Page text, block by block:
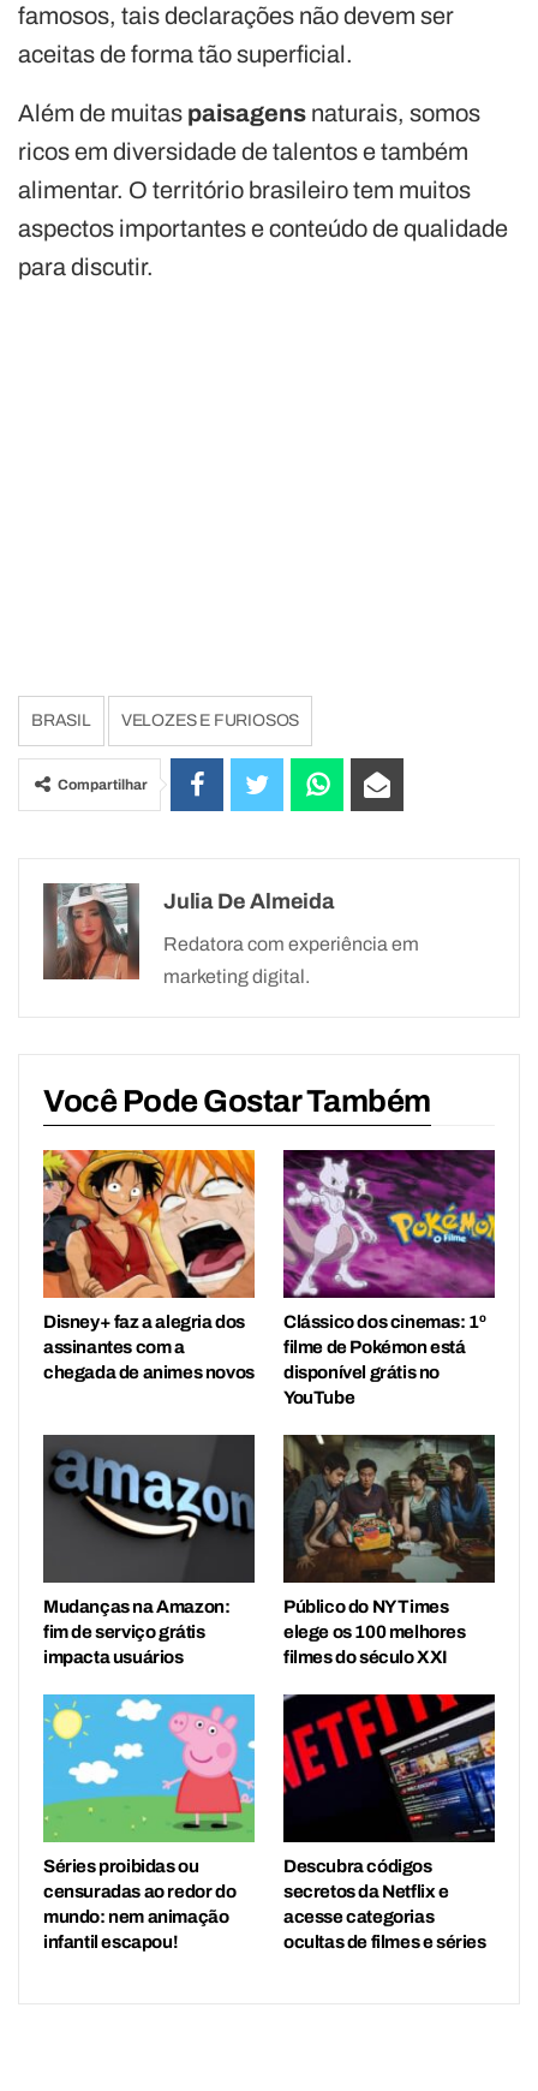
famosos, tais declarações não devem ser
aceitas de forma tão superficial.
Além de muitas paisagens naturais, somos
ricos em diversidade de talentos e também
alimentar. O território brasileiro tem muitos
aspectos importantes e conteúdo de qualidade
para discutir.
BRASIL VELOZES E FURIOSOS
Compartilhar
Julia De Almeida
Redatora com experiência em
marketing digital.
Você Pode Gostar Também
Disney+ faz a alegria dos
assinantes com a
chegada de animes novos
Clássico dos cinemas: 1º
filme de Pokémon está
disponível grátis no
YouTube
Mudanças na Amazon:
fim de serviço grátis
impacta usuários
Público do NY Times
elege os 100 melhores
filmes do século XXI
Séries proibidas ou
censuradas ao redor do
mundo: nem animação
infantil escapou!
Descubra códigos
secretos da Netflix e
acesse categorias
ocultas de filmes e séries